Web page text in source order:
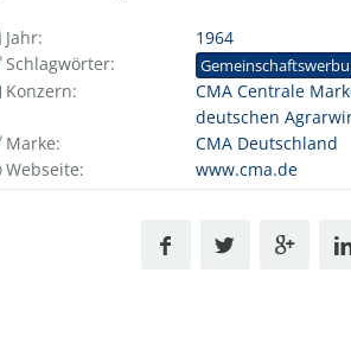
Jahr:
1964
Schlagwörter:
Konzern:
CMA Centrale
deutschen
Marke:
CMA Deutschland
Webseite:
www.cma.de